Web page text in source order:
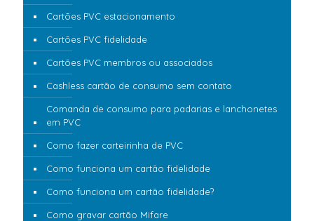
Cartões PVC estacionamento
Cartões PVC fidelidade
Cartões PVC membros ou associados
Cashless cartão de consumo sem contato
Comanda de consumo para padarias e lanchonetes
em PVC
Como fazer carteirinha de PVC
Como funciona um cartão fidelidade
Como funciona um cartão fidelidade?
Como gravar cartão Mifare